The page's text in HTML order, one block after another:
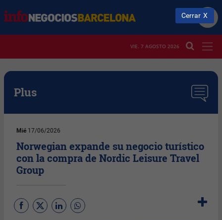
VIE. 7 AGOSTO 2026
Plus
Mié 17/06/2026
Norwegian expande su negocio turístico
con la compra de Nordic Leisure Travel
Group
Cerrar